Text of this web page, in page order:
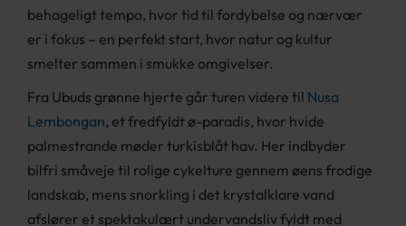
behageligt tempo, hvor tid til fordybelse og nærvær
er i fokus – en perfekt start, hvor natur og kultur
smelter sammen i smukke omgivelser.
Fra Ubuds grønne hjerte går turen videre til Nusa
Lembongan, et fredfyldt ø-paradis, hvor hvide
palmestrande møder turkisblåt hav. Her indbyder
bilfri småveje til rolige cykelture gennem øens frodige
landskab, mens snorkling i det krystalklare vand
afslører et spektakulært undervandsliv fyldt med